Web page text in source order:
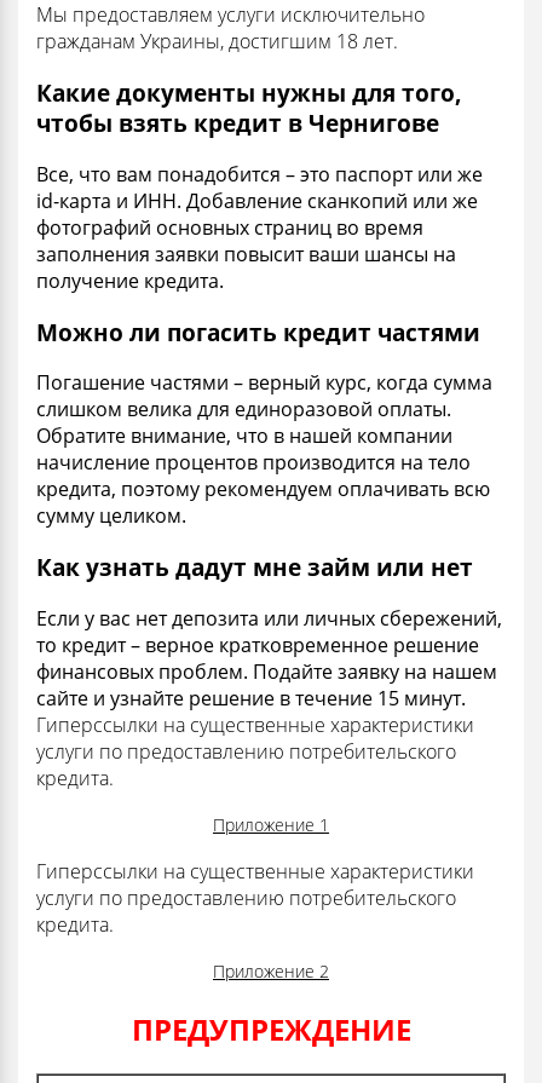
Мы предоставляем услуги исключительно
гражданам Украины, достигшим 18 лет.
Какие документы нужны для того,
чтобы взять кредит в Чернигове
Все, что вам понадобится – это паспорт или же
id-карта и ИНН. Добавление сканкопий или же
фотографий основных страниц во время
заполнения заявки повысит ваши шансы на
получение кредита.
Можно ли погасить кредит частями
Погашение частями – верный курс, когда сумма
слишком велика для единоразовой оплаты.
Обратите внимание, что в нашей компании
начисление процентов производится на тело
кредита, поэтому рекомендуем оплачивать всю
сумму целиком.
Как узнать дадут мне займ или нет
Если у вас нет депозита или личных сбережений,
то кредит – верное кратковременное решение
финансовых проблем. Подайте заявку на нашем
сайте и узнайте решение в течение 15 минут.
Гиперссылки на существенные характеристики
услуги по предоставлению потребительского
кредита.
Приложение 1
Гиперссылки на существенные характеристики
услуги по предоставлению потребительского
кредита.
Приложение 2
ПРЕДУПРЕЖДЕНИЕ